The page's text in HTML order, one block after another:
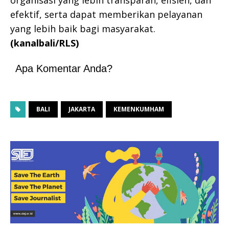
efektif, serta dapat memberikan pelayanan
yang lebih baik bagi masyarakat.
(kanalbali/RLS)
Apa Komentar Anda?
BALI JAKARTA KEMENKUMHAM